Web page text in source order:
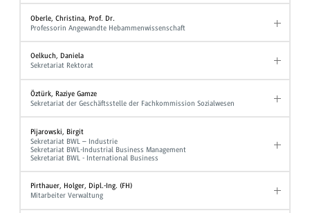
Oberle, Christina, Prof. Dr.
Professorin Angewandte Hebammenwissenschaft
Oelkuch, Daniela
Sekretariat Rektorat
Öztürk, Raziye Gamze
Sekretariat der Geschäftsstelle der Fachkommission Sozialwesen
Pijarowski, Birgit
Sekretariat BWL – Industrie
Sekretariat BWL-Industrial Business Management
Sekretariat BWL - International Business
Pirthauer, Holger, Dipl.-Ing. (FH)
Mitarbeiter Verwaltung